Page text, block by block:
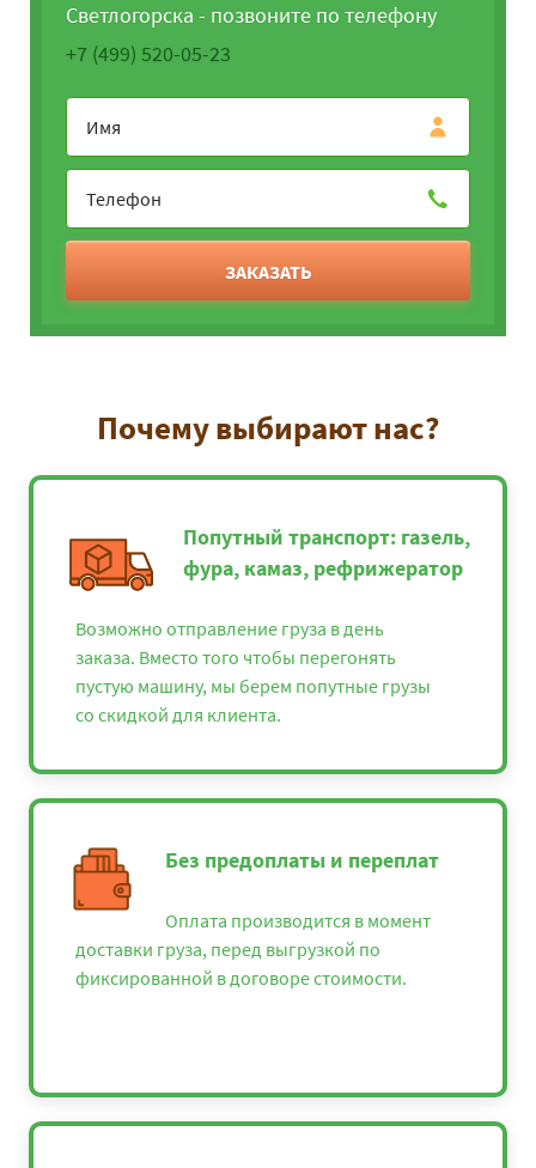
Светлогорска - позвоните по телефону
+7 (499) 520-05-23
ЗАКАЗАТЬ
Почему выбирают нас?
Попутный транспорт: газель,
фура, камаз, рефрижератор
Возможно отправление груза в день
заказа. Вместо того чтобы перегонять
пустую машину, мы берем попутные грузы
со скидкой для клиента.
Без предоплаты и переплат
Оплата производится в момент
доставки груза, перед выгрузкой по
фиксированной в договоре стоимости.